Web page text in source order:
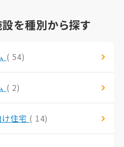
を種別から探す
( 54)
( 2)
住宅 ( 14)